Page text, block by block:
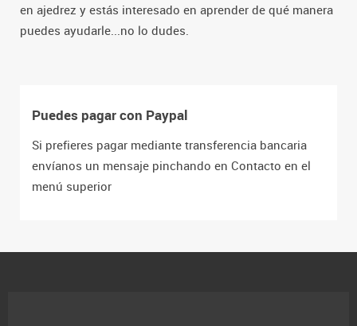
en ajedrez y estás interesado en aprender de qué manera
puedes ayudarle...no lo dudes.
Puedes pagar con Paypal
Si prefieres pagar mediante transferencia bancaria
envíanos un mensaje pinchando en Contacto en el
menú superior